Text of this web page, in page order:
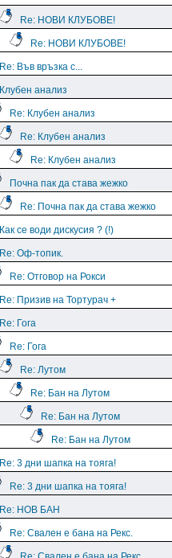
Re: НОВИ КЛУБОВЕ!
Re: НОВИ КЛУБОВЕ!
Re: Във връзка с...
Клубен анализ
Re: Клубен анализ
Re: Клубен анализ
Re: Клубен анализ
Почна пак да става жежко
Re: Почна пак да става жежко
Как се води дискусия ? (!)
Re: Оф-топик.
Re: Отговор на Рокси
Re: Призив на Тортурач +
Re: Гога
Re: Гога
Re: Лутом
Re: Бан на Лутом
Re: Бан на Лутом
Re: Бан на Лутом
Re: 3 дни шапка на тояга!
Re: 3 дни шапка на тояга!
Re: НОВ БАН
Re: Свален е бана на Рекс.